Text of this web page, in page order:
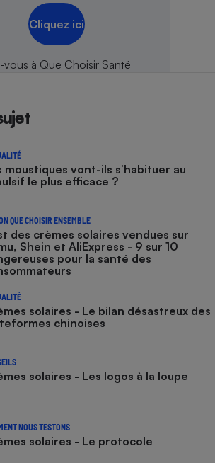
Cliquez ici
moustiques vont-ils s’habituer au
le plus efficace ?
QUE CHOISIR ENSEMBLE
des crèmes solaires vendues sur
Shein et AliExpress - 9 sur 10
pour la santé des
solaires - Le bilan désastreux des
chinoises
solaires - Les logos à la loupe
NOUS TESTONS
solaires - Le protocole